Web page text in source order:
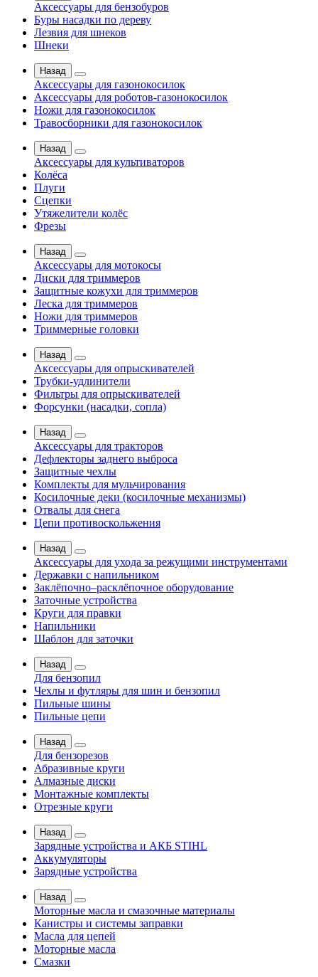
Аксессуары для бензобуров
Буры насадки по дереву
Лезвия для шнеков
Шнеки
Назад
Аксессуары для газонокосилок
Аксессуары для роботов-газонокосилок
Ножи для газонокосилок
Травосборники для газонокосилок
Назад
Аксессуары для культиваторов
Колёса
Плуги
Сцепки
Утяжелители колёс
Фрезы
Назад
Аксессуары для мотокосы
Диски для триммеров
Защитные кожухи для триммеров
Леска для триммеров
Ножи для триммеров
Триммерные головки
Назад
Аксессуары для опрыскивателей
Трубки-удлинители
Фильтры для опрыскивателей
Форсунки (насадки, сопла)
Назад
Аксессуары для тракторов
Дефлекторы заднего выброса
Защитные чехлы
Комплекты для мульчирования
Косилочные деки (косилочные механизмы)
Отвалы для снега
Цепи противоскольжения
Назад
Аксессуары для ухода за режущими инструментами
Державки с напильником
Заклёпочно–расклёпочное оборудование
Заточные устройства
Круги для правки
Напильники
Шаблон для заточки
Назад
Для бензопил
Чехлы и футляры для шин и бензопил
Пильные шины
Пильные цепи
Назад
Для бензорезов
Абразивные круги
Алмазные диски
Монтажные комплекты
Отрезные круги
Назад
Зарядные устройства и АКБ STIHL
Аккумуляторы
Зарядные устройства
Назад
Моторные масла и смазочные материалы
Канистры и системы заправки
Масла для цепей
Моторные масла
Смазки